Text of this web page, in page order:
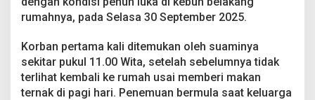
g
i
b
u
n
rumahnya, pada Selasa 30 September 2025.
Korban pertama kali ditemukan oleh suaminya
sekitar pukul 11.00 Wita, setelah sebelumnya tidak
terlihat kembali ke rumah usai memberi makan
ternak di pagi hari. Penemuan bermula saat keluarga